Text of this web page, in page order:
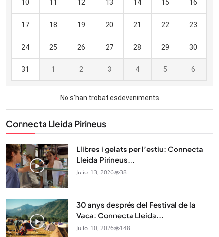
Connecta Lleida Pirineus
Llibres i gelats per l’estiu: Connecta
Lleida Pirineus...
Juliol 13, 2026 38
30 anys després del Festival de la
Vaca: Connecta Lleida...
Juliol 10, 2026 148